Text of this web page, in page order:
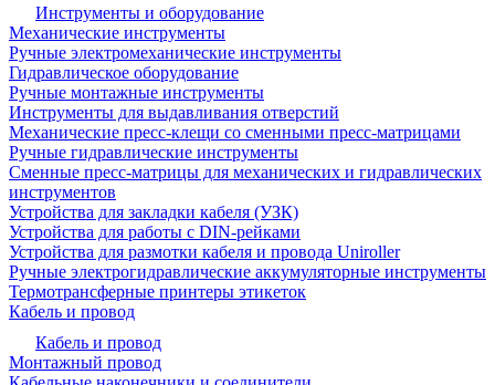
Инструменты и оборудование
Механические инструменты
Ручные электромеханические инструменты
Гидравлическое оборудование
Ручные монтажные инструменты
Инструменты для выдавливания отверстий
Механические пресс-клещи со сменными пресс-матрицами
Ручные гидравлические инструменты
Сменные пресс-матрицы для механических и гидравлических
инструментов
Устройства для закладки кабеля (УЗК)
Устройства для работы с DIN-рейками
Устройства для размотки кабеля и провода Uniroller
Ручные электрогидравлические аккумуляторные инструменты
Термотрансферные принтеры этикеток
Кабель и провод
Кабель и провод
Монтажный провод